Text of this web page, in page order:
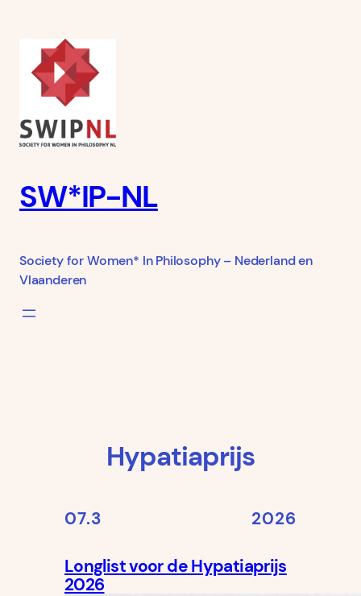
inhoud
SW*IP-NL
Society for Women* In Philosophy – Nederland en
Vlaanderen
Hypatiaprijs
07.3 2026
Longlist voor de Hypatiaprijs
2026